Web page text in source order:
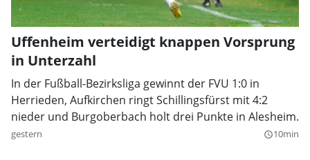
Uffenheim verteidigt knappen Vorsprung
in Unterzahl
In der Fußball-Bezirksliga gewinnt der FVU 1:0 in
Herrieden, Aufkirchen ringt Schillingsfürst mit 4:2
nieder und Burgoberbach holt drei Punkte in Alesheim.
gestern query_builder10min